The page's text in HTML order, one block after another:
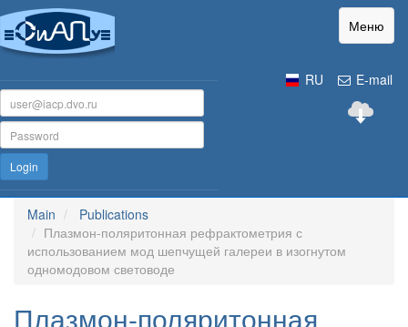
Меню
E-mail
RU
Login
Main
Publications
Плазмон-поляритонная рефрактометрия с
использованием мод шепчущей галереи в изогнутом
одномодовом световоде
Плазмон-поляритонная